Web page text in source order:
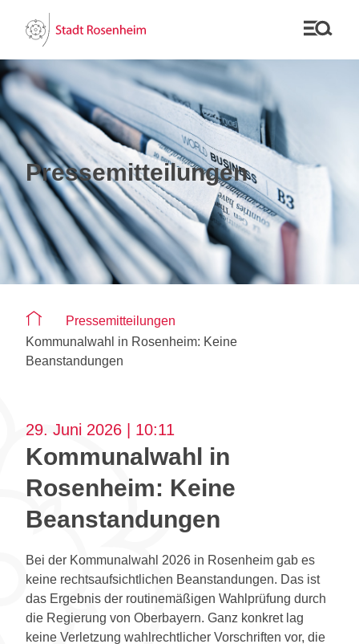
Pressemitteilungen
Sie befinden sich auf der Seite "Pressemitteilungen"
Pressemitteilungen
Kommunalwahl in Rosenheim: Keine
Beanstandungen
29. Juni 2026 | 10:11
Kommunalwahl in
Rosenheim: Keine
Beanstandungen
Bei der Kommunalwahl 2026 in Rosenheim gab es
keine rechtsaufsichtlichen Beanstandungen. Das ist
das Ergebnis der routinemäßigen Wahlprüfung durch
die Regierung von Oberbayern. Ganz konkret lag
keine Verletzung wahlrechtlicher Vorschriften vor, die